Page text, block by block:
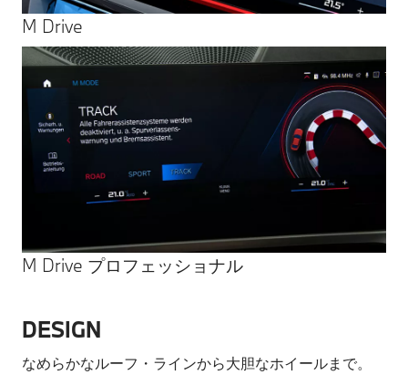
M Drive
M Drive プロフェッショナル
DESIGN
なめらかなルーフ・ラインから大胆なホイールまで。